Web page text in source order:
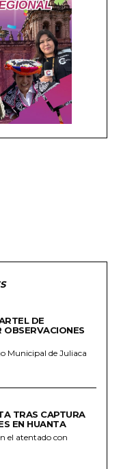
DE
OBSERVACIONES
Municipal de Juliaca
TRAS CAPTURA
EN HUANTA
el atentado con